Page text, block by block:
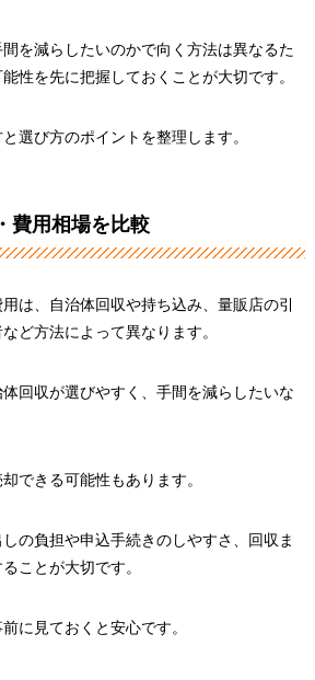
を減らしたいのかで向く方法は異なるた
性を先に把握しておくことが大切です。
選び方のポイントを整理します。
費用相場を比較
は、自治体回収や持ち込み、量販店の引
ど方法によって異なります。
回収が選びやすく、手間を減らしたいな
できる可能性もあります。
の負担や申込手続きのしやすさ、回収ま
ことが大切です。
に見ておくと安心です。